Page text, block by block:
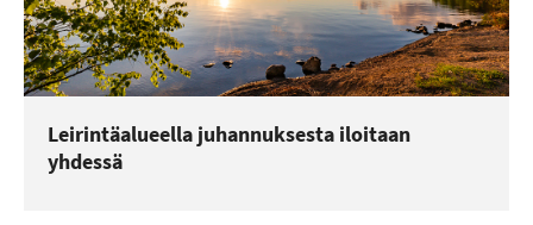
Leirintäalueella juhannuksesta iloitaan
yhdessä